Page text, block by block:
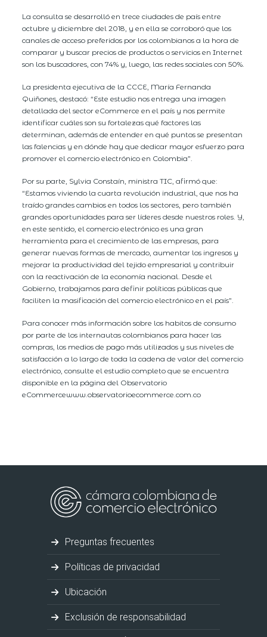
La consulta se desarrolló en trece ciudades de país entre
octubre y diciembre del 2018, y en ella se corroboró que los
canales de acceso preferidos por los colombianos a la hora de
comparar y buscar precios de productos o servicios en Internet
son los buscadores, con 74% y, luego, las redes sociales con 50%.
La presidenta ejecutiva de la CCCE, María Fernanda
Quiñones, destacó: “Este estudio nos entrega una imagen
detallada del sector eCommerce en el país y nos permite
identificar cuáles son su fortalezas qué factores las
determinan, además de entender en qué puntos se presentan
las falencias y en dónde hay que dedicar mayor esfuerzo para
promover el comercio electrónico en Colombia”.
Por su parte, Sylvia Constaín, ministra TIC, afirmó que:
“Estamos viviendo la cuarta revolución industrial, que nos ha
traído grandes cambios en todos los sectores, pero también
grandes oportunidades para ser líderes desde nuestros roles. Y,
en este sentido, el comercio electrónico es una gran
herramienta para el crecimiento de las empresas, para
generar nuevas formas de mercado, aumentar los ingresos y
mejorar la productividad del tejido empresarial y contribuir
con la reactivación de la economía nacional. Desde el
Gobierno, trabajamos para definir políticas públicas que
faciliten la masificación del comercio electrónico en el país”.
Para conocer más información sobre los habitos de consumo
por parte de los internautas colombianos para hacer las
compras, los medios de pago más utilizados y sus niveles de
satisfacción a lo largo de toda la cadena de valor del comercio
electrónico, consulte el estudio completo que se encuentra
disponible en la página del Observatorio
eCommercewww.observatorioecommerce.com.co
Preguntas frecuentes
Políticas de privacidad
Ubicación
Exclusión de responsabilidad